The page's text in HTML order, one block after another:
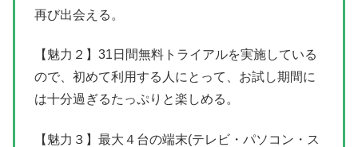
再び出会える。
【魅力２】31日間無料トライアルを実施している
ので、初めて利用する人にとって、お試し期間に
は十分過ぎるたっぷりと楽しめる。
【魅力３】最大４台の端末(テレビ・パソコン・ス